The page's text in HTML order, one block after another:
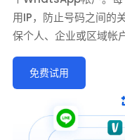
用IP，防止号码之间的
保个人、企业或区域帐
免费试用